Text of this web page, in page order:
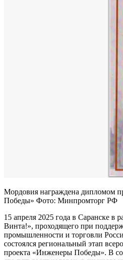
Мордовия награждена дипломом
Победы» Фото: Минпромторг РФ
15 апреля 2025 года в Саранске в
Винта!», проходящего при
промышленности и торговли
состоялся региональный этап
проекта «Инженеры Победы». В